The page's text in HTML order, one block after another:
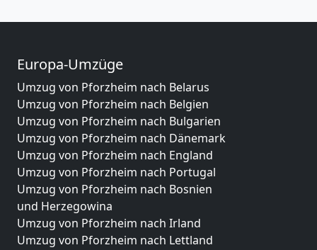
Europa-Umzüge
Umzug von Pforzheim nach Belarus
Umzug von Pforzheim nach Belgien
Umzug von Pforzheim nach Bulgarien
Umzug von Pforzheim nach Dänemark
Umzug von Pforzheim nach England
Umzug von Pforzheim nach Portugal
Umzug von Pforzheim nach Bosnien
und Herzegowina
Umzug von Pforzheim nach Irland
Umzug von Pforzheim nach Lettland